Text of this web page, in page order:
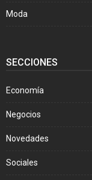
Moda
SECCIONES
Economía
Negocios
Novedades
Sociales